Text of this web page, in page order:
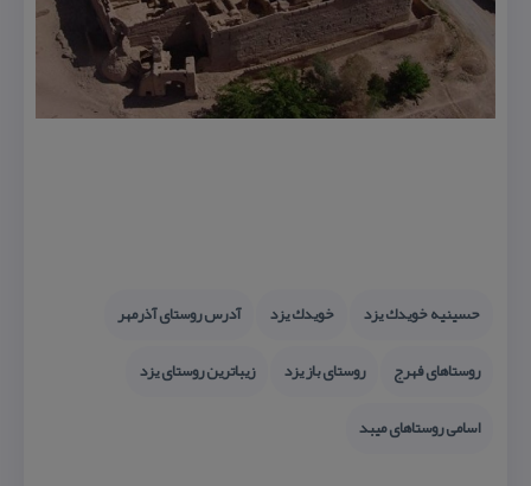
حسینیه خویدك یزد خویدك یزد
آدرس روستای آذرمهر
روستاهای فهرج
روستای باز یزد
زیباترین روستای یزد
اسامی روستاهای میبد